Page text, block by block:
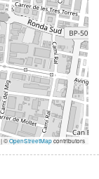
|©OpenStreetMapcontributors